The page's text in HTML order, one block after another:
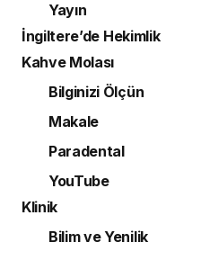
Yayın
İngiltere’de Hekimlik
Kahve Molası
Bilginizi Ölçün
Makale
Paradental
YouTube
Klinik
Bilim ve Yenilik